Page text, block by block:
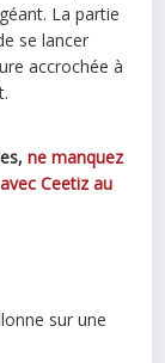
La partie
se lancer
accrochée à
ne manquez
Ceetiz au
sur une